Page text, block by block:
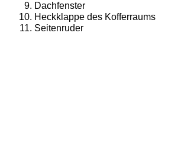
Dachfenster
Heckklappe des Kofferraums
Seitenruder